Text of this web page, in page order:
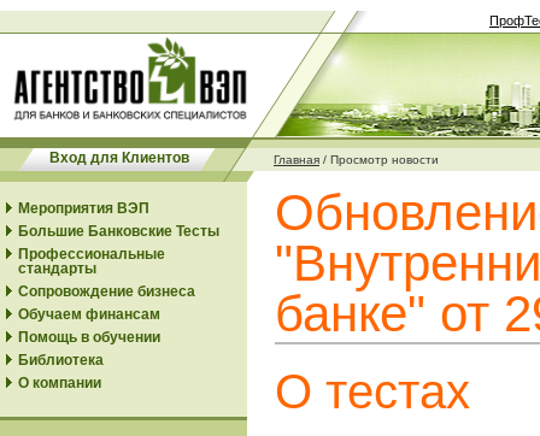
Вход для Клиентов Главная / Просмотр новости
Мероприятия ВЭП
Большие Банковские Тесты
Профессиональные
стандарты
Сопровождение бизнеса
Обучаем финансам
Помощь в обучении
Библиотека
О компании
банке" от
О тестах